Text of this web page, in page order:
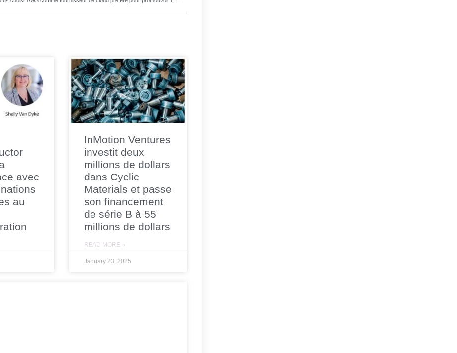
avec
au
InMotion Ventures
investit deux
millions de dollars
dans Cyclic
Materials et passe
son financement
de série B à 55
millions de dollars
READ MORE »
January 23, 2025